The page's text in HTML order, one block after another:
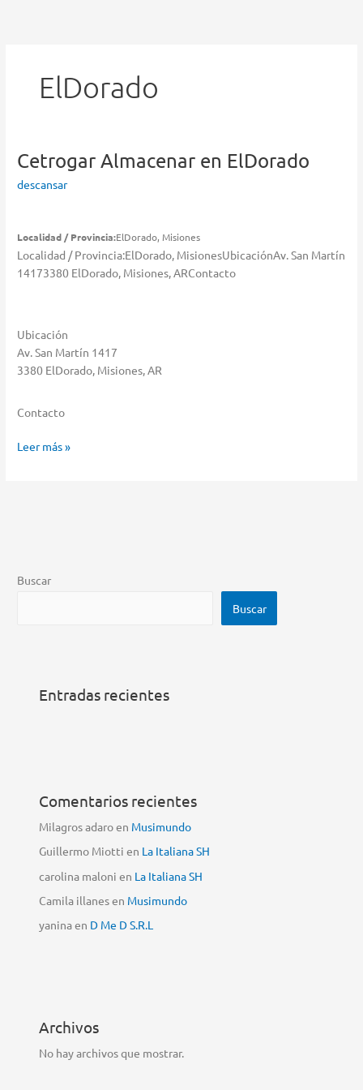
ElDorado
CetrogarAlmacenar en ElDorado
descansar
Localidad / Provincia:ElDorado, Misiones
Localidad / Provincia:ElDorado, MisionesUbicaciónAv. San Martín
14173380 ElDorado, Misiones, ARContacto
Ubicación
Av. San Martín 1417
3380 ElDorado, Misiones, AR
Contacto
Cetrogar
Leer más »
Buscar
Buscar
Entradas recientes
Comentarios recientes
Milagros adaroen Musimundo
Guillermo Miotti en La Italiana SH
carolina maloni en La Italiana SH
Camila illanesen Musimundo
yaninaen D Me D S.R.L
Archivos
No hay archivos que mostrar.